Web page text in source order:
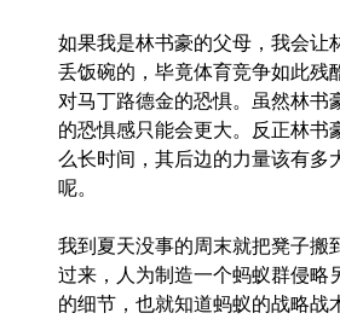
如果我是林书豪的父母，我会让
丢饭碗的，毕竟体育竞争如此残
对马丁路德金的恐惧。虽然林
的恐惧感只能会更大。反正林
么长时间，其后边的力量该有多
呢。
我到夏天没事的周末就把凳子
过来，人为制造一个蚂蚁群侵
的细节，也就知道蚂蚁的战略战